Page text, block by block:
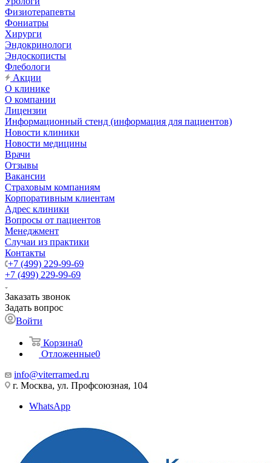
Физиотерапевты
Фониатры
Хирурги
Эндокринологи
Эндоскописты
Флебологи
Акции
О клинике
О компании
Лицензии
Информационный стенд (информация для пациентов)
Новости клиники
Новости медицины
Врачи
Отзывы
Вакансии
Страховым компаниям
Корпоративным клиентам
Адрес клиники
Вопросы от пациентов
Менеджмент
Случаи из практики
Контакты
+7 (499) 229-99-69
+7 (499) 229-99-69
Заказать звонок
Задать вопрос
Войти
Корзина0
Отложенные0
info@viterramed.ru
г. Москва, ул. Профсоюзная, 104
WhatsApp